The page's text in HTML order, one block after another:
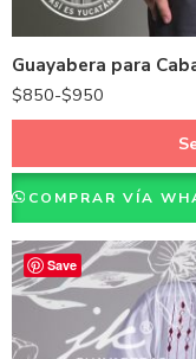
Guayabera para
$850-$950
Naranja
COMPRAR VÍA
Save